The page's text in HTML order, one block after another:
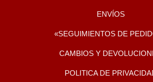
ENVÍOS
«SEGUIMIENTOS DE
CAMBIOS Y
POLITICA DE